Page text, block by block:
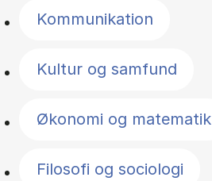
Kommunikation
Kultur og samfund
Økonomi og matematik
Filosofi og sociologi